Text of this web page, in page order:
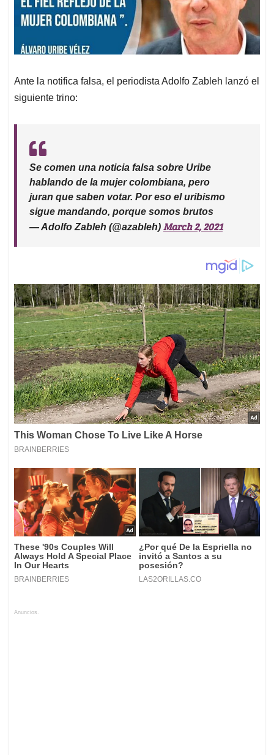
Ante la notifica falsa, el periodista Adolfo Zableh lanzó el
siguiente trino:
Se comen una noticia falsa sobre Uribe
hablando de la mujer colombiana, pero
juran que saben votar. Por eso el uribismo
sigue mandando, porque somos brutos
— Adolfo Zableh (@azableh) March 2, 2021
Anuncios.